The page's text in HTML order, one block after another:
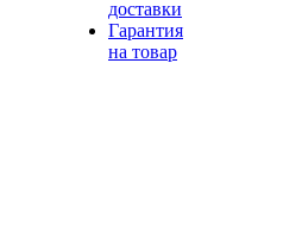
доставки
Гарантия
на товар